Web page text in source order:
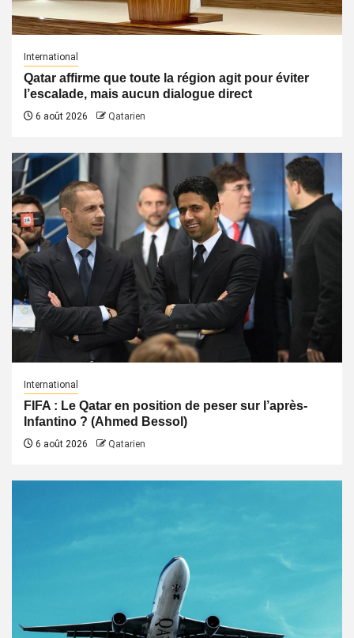
International
Qatar affirme que toute la région agit pour éviter
l’escalade, mais aucun dialogue direct
6 août 2026 Qatarien
International
FIFA : Le Qatar en position de peser sur l’après-
Infantino ? (Ahmed Bessol)
6 août 2026 Qatarien